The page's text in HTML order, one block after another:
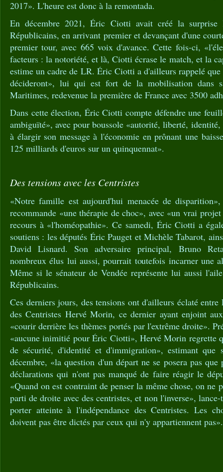
2017». L'heure est donc à la remontada.
En décembre 2021, Éric Ciotti avait créé la
Républicains, en arrivant premier et devançant d'une
premier tour, avec 665 voix d'avance. Cette fois-ci,
facteurs : la notoriété, et là, Ciotti écrase le match, et la
estime un cadre de LR. Éric Ciotti a d'ailleurs rappelé
décideront», lui qui est fort de la mobilisation dans
Maritimes, redevenue la première de France avec 3500
Dans cette élection, Éric Ciotti compte défendre une
ambiguïté», avec pour boussole «autorité, liberté,
à élargir son message à l'économie en prônant une
125 milliards d'euros sur un quinquennat».
Des tensions avec les Centristes
«Notre famille est aujourd'hui menacée de
recommande «une thérapie de choc», avec «un vrai
recours à «l'homéopathie». Ce samedi, Éric Ciotti a
soutiens : les députés Éric Pauget et Michèle Tabarot,
David Lisnard. Son adversaire principal, Bruno
nombreux élus lui aussi, pourrait toutefois incarner une
Même si le sénateur de Vendée représente lui aussi
Républicains.
Ces derniers jours, des tensions ont d'ailleurs éclaté
des Centristes Hervé Morin, ce dernier ayant enjoint
«courir derrière les thèmes portés par l'extrême droite».
«aucune inimitié pour Éric Ciotti», Hervé Morin regrette
de sécurité, d'identité et d'immigration», estimant
décembre, «la question d'un départ ne se posera pas
déclarations qui n'ont pas manqué de faire réagir le
«Quand on est contraint de penser la même chose, on ne
parti de droite avec des centristes, et non l'inverse»,
porter atteinte à l'indépendance des Centristes. Les
doivent pas être dictés par ceux qui n'y appartiennent pas».